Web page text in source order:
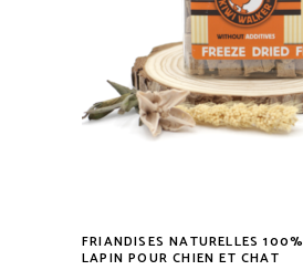
FRIANDISES NATURELLES 100%
LAPIN POUR CHIEN ET CHAT